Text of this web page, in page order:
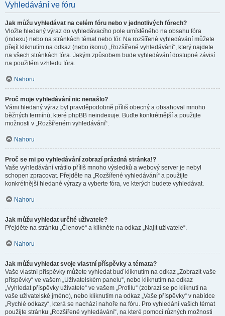
Vyhledávání ve fóru
Jak můžu vyhledávat na celém fóru nebo v jednotlivých fórech?
Vložte hledaný výraz do vyhledávacího pole umístěného na obsahu fóra
(indexu) nebo na stránkách témat nebo fór. Na rozšířené vyhledávání můžete
přejít kliknutím na odkaz (nebo ikonu) „Rozšířené vyhledávání“, který najdete
na všech stránkách fóra. Jakým způsobem bude vyhledávání dostupné závisí
na použitém vzhledu fóra.
Nahoru
Proč moje vyhledávání nic nenašlo?
Vámi hledaný výraz byl pravděpodobně příliš obecný a obsahoval mnoho
běžných termínů, které phpBB neindexuje. Buďte konkrétnější a použijte
možnosti v „Rozšířeném vyhledávání“.
Nahoru
Proč se mi po vyhledávání zobrazí prázdná stránka!?
Vaše vyhledávání vrátilo příliš mnoho výsledků a webový server je nebyl
schopen zpracovat. Přejděte na „Rozšířené vyhledávání“ a použijte
konkrétnější hledané výrazy a vyberte fóra, ve kterých budete vyhledávat.
Nahoru
Jak můžu vyhledat určité uživatele?
Přejděte na stránku „Členové“ a klikněte na odkaz „Najít uživatele“.
Nahoru
Jak můžu vyhledat svoje vlastní příspěvky a témata?
Vaše vlastní příspěvky můžete vyhledat buď kliknutím na odkaz „Zobrazit vaše
příspěvky“ ve vašem „Uživatelském panelu“, nebo kliknutím na odkaz
„Vyhledat příspěvky uživatele“ ve vašem „Profilu“ (zobrazí se po kliknutí na
vaše uživatelské jméno), nebo kliknutím na odkaz „Vaše příspěvky“ v nabídce
„Rychlé odkazy“, která se nachází nahoře na fóru. Pro vyhledání vašich témat
použijte stránku „Rozšířené vyhledávání“, na které pomocí různých možnosti